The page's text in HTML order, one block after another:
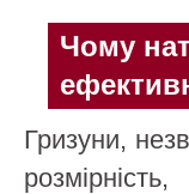
Чому
Гризуни,